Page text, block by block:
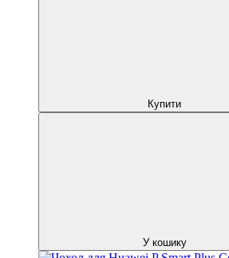
Купити
У кошику